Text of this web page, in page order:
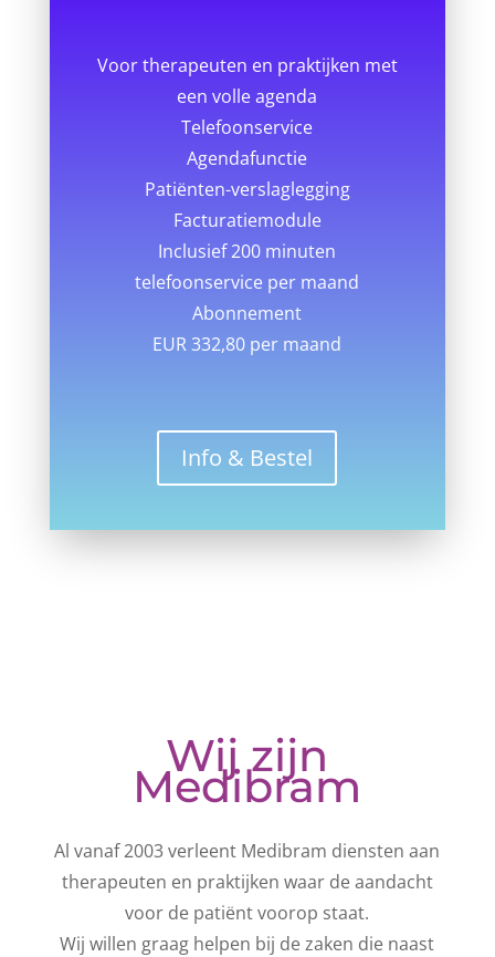
Voor therapeuten en praktijken met
een volle agenda
Telefoonservice
Agendafunctie
Patiënten-verslaglegging
Facturatiemodule
Inclusief 200 minuten
telefoonservice per maand
Abonnement
EUR 332,80 per maand
Info & Bestel
Wij zijn
Medibram
Al vanaf 2003 verleent Medibram diensten aan
therapeuten en praktijken waar de aandacht
voor de patiënt voorop staat.
Wij willen graag helpen bij de zaken die naast